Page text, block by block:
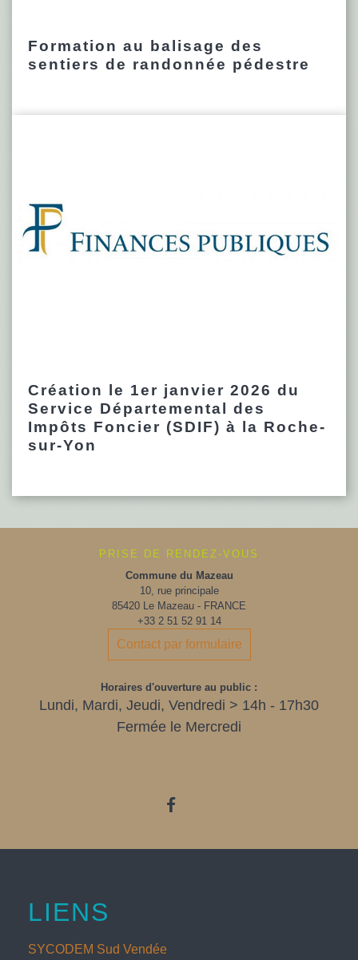
Formation au balisage des
sentiers de randonnée pédestre
Création le 1er janvier 2026 du
Service Départemental des
Impôts Foncier (SDIF) à la Roche-
sur-Yon
PRISE DE RENDEZ-VOUS
Commune du Mazeau
10, rue principale
85420 Le Mazeau - FRANCE
+33 2 51 52 91 14
Contact par formulaire
Horaires d'ouverture au public :
Lundi, Mardi, Jeudi, Vendredi > 14h - 17h30
Fermée le Mercredi
LIENS
SYCODEM Sud Vendée